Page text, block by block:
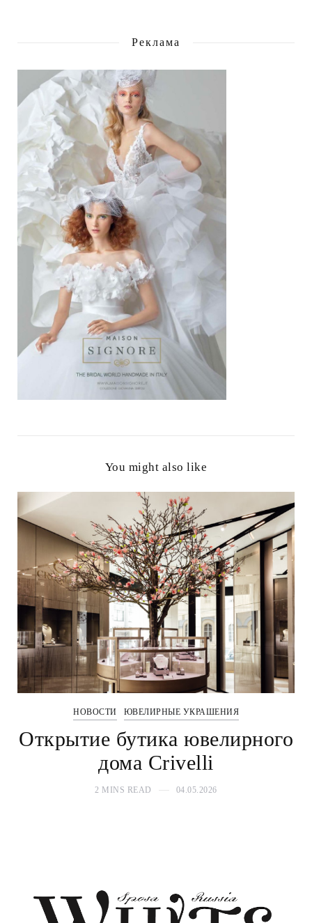
Реклама
You might also like
НОВОСТИ ЮВЕЛИРНЫЕ УКРАШЕНИЯ
Открытие бутика ювелирного
дома Crivelli
2 MINS READ 04.05.2026